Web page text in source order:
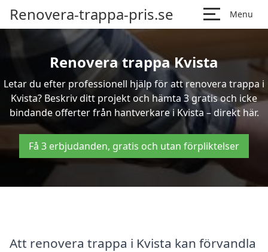
Renovera-trappa-pris.se Menu
Renovera trappa Kvista
Letar du efter professionell hjälp för att renovera trappa i
Kvista? Beskriv ditt projekt och hämta 3 gratis och icke
bindande offerter från hantverkare i Kvista – direkt här.
Få 3 erbjudanden, gratis och utan förpliktelser
Att renovera trappa i Kvista kan förvandla